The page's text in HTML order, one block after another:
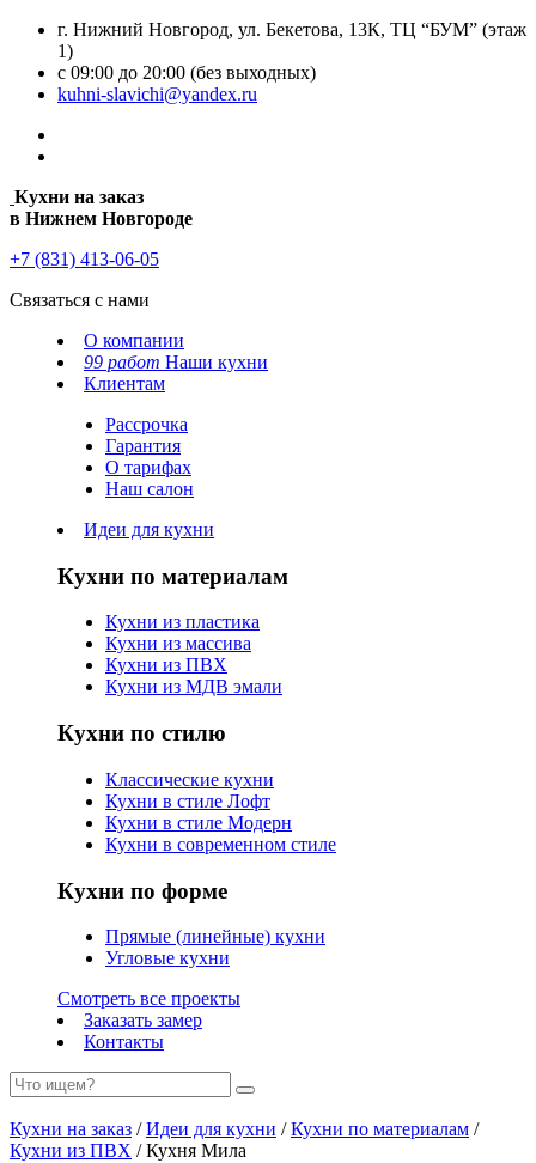
г. Нижний Новгород, ул. Бекетова, 13К, ТЦ “БУМ” (этаж
1)
с 09:00 до 20:00 (без выходных)
kuhni-slavichi@yandex.ru
Кухни на заказ
в Нижнем Новгороде
+7 (831) 413-06-05
Связаться с нами
О компании
99 работ Наши кухни
Клиентам
Рассрочка
Гарантия
О тарифах
Наш салон
Идеи для кухни
Кухни по материалам
Кухни из пластика
Кухни из массива
Кухни из ПВХ
Кухни из МДВ эмали
Кухни по стилю
Классические кухни
Кухни в стиле Лофт
Кухни в стиле Модерн
Кухни в современном стиле
Кухни по форме
Прямые (линейные) кухни
Угловые кухни
Смотреть все проекты
Заказать замер
Контакты
Кухни на заказ /Идеи для кухни /Кухни по материалам /
Кухни из ПВХ / Кухня Мила